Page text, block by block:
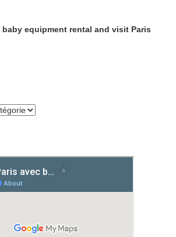
equipment rental and visit Paris